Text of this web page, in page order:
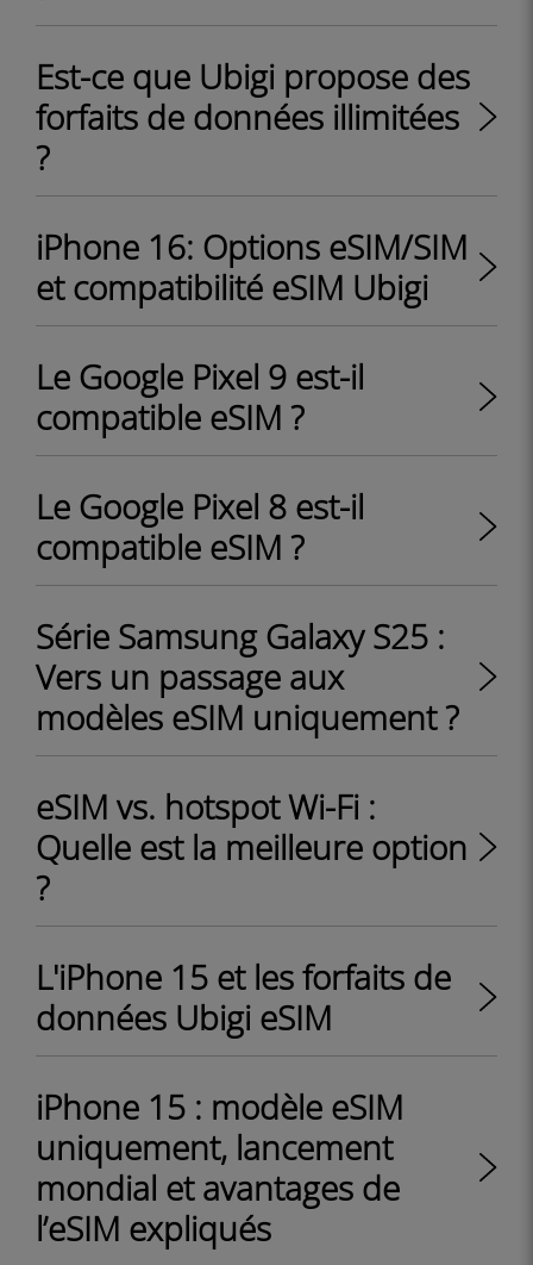
Est-ce que Ubigi propose des
forfaits de données illimitées
?
iPhone 16: Options eSIM/SIM
et compatibilité eSIM Ubigi
Le Google Pixel 9 est-il
compatible eSIM ?
Le Google Pixel 8 est-il
compatible eSIM ?
Série Samsung Galaxy S25 :
Vers un passage aux
modèles eSIM uniquement ?
eSIM vs. hotspot Wi-Fi :
Quelle est la meilleure option
?
L'iPhone 15 et les forfaits de
données Ubigi eSIM
iPhone 15 : modèle eSIM
uniquement, lancement
mondial et avantages de
l’eSIM expliqués